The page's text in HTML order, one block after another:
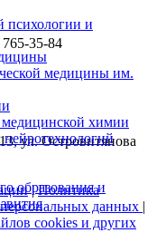
психологии и
медицины им.
химии
образования и
35-84
ул. Островитянова
|Политика
данных |
cookies и других